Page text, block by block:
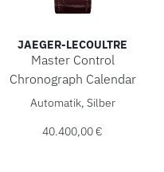
Chronograph Calendar,
JAEGER-LECOULTRE
Master Control
Chronograph Calendar
Jaeger-LeCoultre Master
Automatik, Silber
40.400,00 €